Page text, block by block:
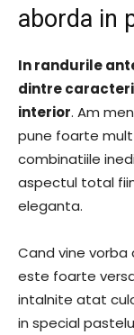
aborda in
In randurile
dintre
interior. Am
pune foarte
combinatiile
aspectul total
eleganta.
Cand vine
este foarte
intalnite atat
in special